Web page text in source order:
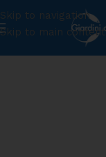
Skip to navigation
Skip to main content